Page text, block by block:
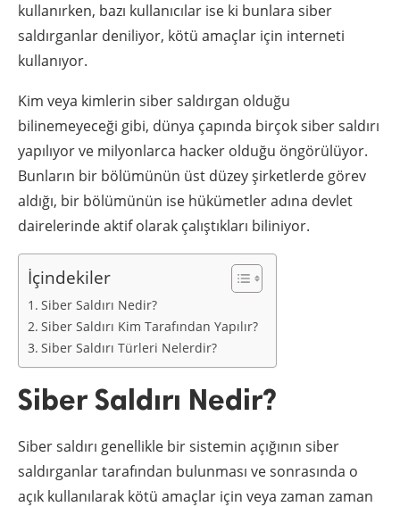
kullanırken, bazı kullanıcılar ise ki bunlara siber
saldırganlar deniliyor, kötü amaçlar için interneti
kullanıyor.
Kim veya kimlerin siber saldırgan olduğu
bilinemeyeceği gibi, dünya çapında birçok siber saldırı
yapılıyor ve milyonlarca hacker olduğu öngörülüyor.
Bunların bir bölümünün üst düzey şirketlerde görev
aldığı, bir bölümünün ise hükümetler adına devlet
dairelerinde aktif olarak çalıştıkları biliniyor.
İçindekiler
Siber Saldırı Nedir?
Siber Saldırı Kim Tarafından Yapılır?
Siber Saldırı Türleri Nelerdir?
Siber Saldırı Nedir?
Siber saldırı genellikle bir sistemin açığının siber
saldırganlar tarafından bulunması ve sonrasında o
açık kullanılarak kötü amaçlar için veya zaman zaman